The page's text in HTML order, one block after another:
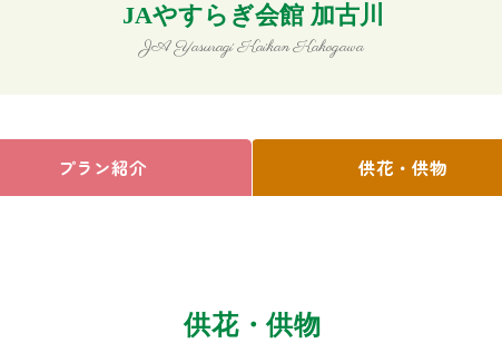
JAやすらぎ会館 加古川
JA Yasuragi Kaikan Kakogawa
プラン紹介 供花・供物
供花・供物